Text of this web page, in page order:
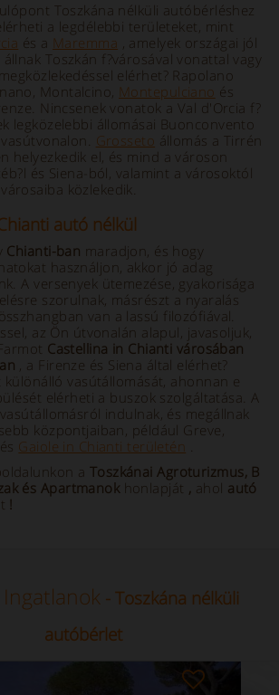
Toszkána nélküli autóbérléshez
a legdélebbi területeket, mint
és a Maremma , amelyek országai jól
Toszkán f?városával vonattal vagy
elérhet? Rapolano
Montalcino, Montepulciano és
Nincsenek vonatok a Val d'Orcia f?
legközelebbi állomásai Buonconvento
Grosseto állomás a Tirrén
helyezkedik el, és mind a városon
és Siena-ból, valamint a városoktól
közlekedik.
autó nélkül
Chianti-ban maradjon, és hogy
használjon, akkor jó adag
A versenyek ütemezése, gyakorisága
szorulnak, másrészt a nyaralás
van a lassú filozófiával.
az Ön útvonalán alapul, javasoljuk,
Castellina in Chianti városában
, a Firenze és Siena által elérhet?
vasútállomását, ahonnan e
elérheti a buszok szolgáltatása. A
indulnak, és megállnak
központjaiban, például Greve,
Gaiole in Chianti területén .
a Toszkánai Agroturizmus, B
és Apartmanokhonlapját , ahol autó
!
- Toszkána nélküli
autóbérlet